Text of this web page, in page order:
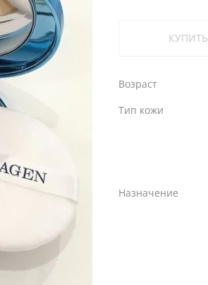
КУПИТЬ
Возраст
Тип кожи
Назначение